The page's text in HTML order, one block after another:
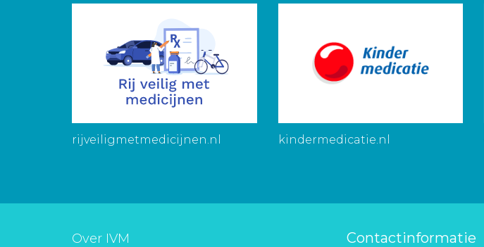
rijveiligmetmedicijnen.nl kindermedicatie.nl
Over IVM
Contactinformatie